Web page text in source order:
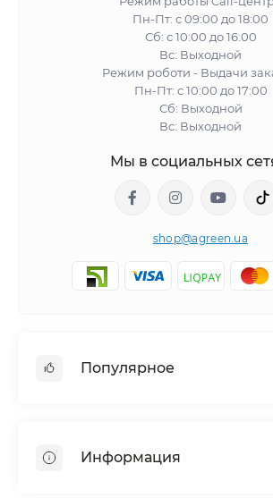
Пн-Пт: с 09:00 до 18:00
Сб: с 10:00 до 16:00
Вс: Выходной
Режим роботи - Выдачи
Пн-Пт: с 10:00 до 17:00
Сб: Выходной
Вс: Выходной
Мы в социальных
shop@agreen.ua
Популярное
Сетка шпалерная
Информация